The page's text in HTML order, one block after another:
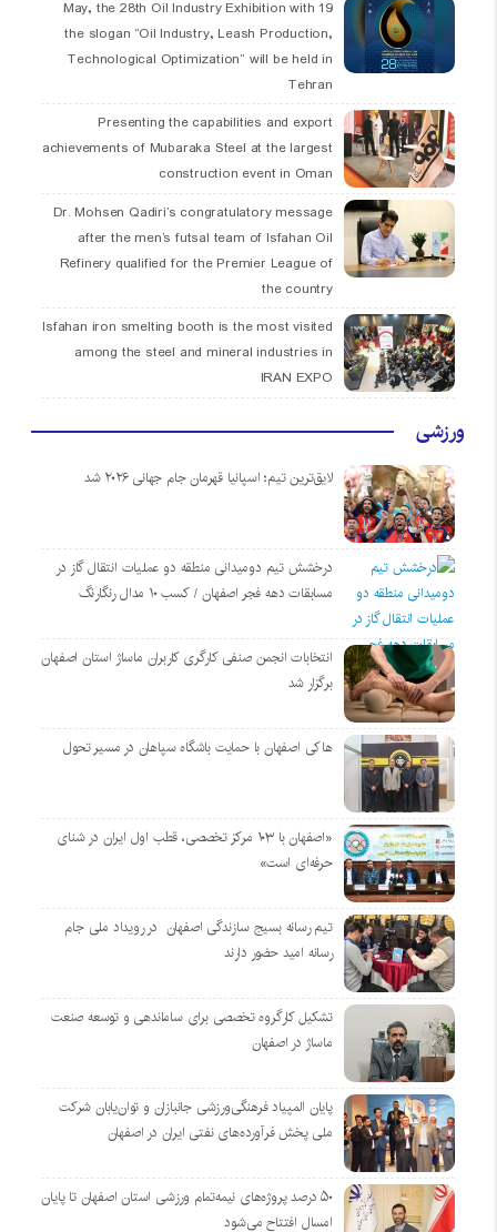
19 May, the 28th Oil Industry Exhibition with
the slogan “Oil Industry, Leash Production,
Technological Optimization” will be held in
Tehran
Presenting the capabilities and export
achievements of Mubaraka Steel at the largest
construction event in Oman
Dr. Mohsen Qadiri’s congratulatory message
after the men’s futsal team of Isfahan Oil
Refinery qualified for the Premier League of
the country
Isfahan iron smelting booth is the most visited
among the steel and mineral industries in
IRAN EXPO
ورزشی
لایق‌ترین تیم؛ اسپانیا قهرمان جام جهانی ۲۰۲۶ شد
درخشش تیم دومیدانی منطقه دو عملیات انتقال گاز در
مسابقات دهه فجر اصفهان / کسب ۱۰ مدال رنگارنگ
انتخابات انجمن صنفی کارگری کاربران ماساژ استان اصفهان
برگزار شد
هاکی اصفهان با حمایت باشگاه سپاهان در مسیر تحول
«اصفهان با ۱۰۳ مرکز تخصصی، قطب اول ایران در شنای
حرفه‌ای است»
تیم رسانه بسیج سازندگی اصفهان در رویداد ملی جام
رسانه امید حضور دارند
تشکیل کارگروه تخصصی برای ساماندهی و توسعه صنعت
ماساژ در اصفهان
پایان المپیاد فرهنگی‌ورزشی جانبازان و توان‌یابان شرکت
ملی پخش فرآورده‌های نفتی ایران در اصفهان
۵۰ درصد پروژه‌های نیمه‌تمام ورزشی استان اصفهان تا پایان
امسال افتتاح می‌شود